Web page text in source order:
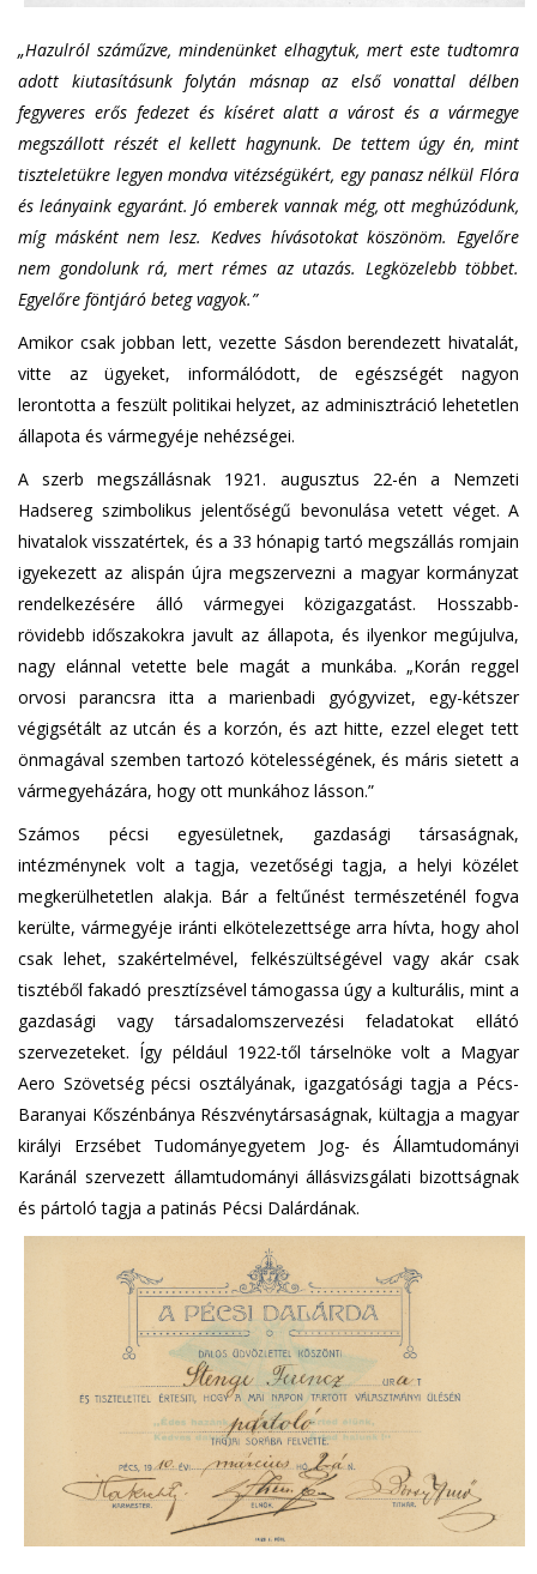
„Hazulról száműzve, mindenünket elhagytuk, mert este tudtomra
adott kiutasításunk folytán másnap az első vonattal délben
fegyveres erős fedezet és kíséret alatt a várost és a vármegye
megszállott részét el kellett hagynunk. De tettem úgy én, mint
tiszteletükre legyen mondva vitézségükért, egy panasz nélkül Flóra
és leányaink egyaránt. Jó emberek vannak még, ott meghúzódunk,
míg másként nem lesz. Kedves hívásotokat köszönöm. Egyelőre
nem gondolunk rá, mert rémes az utazás. Legközelebb többet.
Egyelőre föntjáró beteg vagyok.”
Amikor csak jobban lett, vezette Sásdon berendezett hivatalát,
vitte az ügyeket, informálódott, de egészségét nagyon
lerontotta a feszült politikai helyzet, az adminisztráció lehetetlen
állapota és vármegyéje nehézségei.
A szerb megszállásnak 1921. augusztus 22-én a Nemzeti
Hadsereg szimbolikus jelentőségű bevonulása vetett véget. A
hivatalok visszatértek, és a 33 hónapig tartó megszállás romjain
igyekezett az alispán újra megszervezni a magyar kormányzat
rendelkezésére álló vármegyei közigazgatást. Hosszabb-
rövidebb időszakokra javult az állapota, és ilyenkor megújulva,
nagy elánnal vetette bele magát a munkába. „Korán reggel
orvosi parancsra itta a marienbadi gyógyvizet, egy-kétszer
végigsétált az utcán és a korzón, és azt hitte, ezzel eleget tett
önmagával szemben tartozó kötelességének, és máris sietett a
vármegyeházára, hogy ott munkához lásson.”
Számos pécsi egyesületnek, gazdasági társaságnak,
intézménynek volt a tagja, vezetőségi tagja, a helyi közélet
megkerülhetetlen alakja. Bár a feltűnést természeténél fogva
kerülte, vármegyéje iránti elkötelezettsége arra hívta, hogy ahol
csak lehet, szakértelmével, felkészültségével vagy akár csak
tisztéből fakadó presztízsével támogassa úgy a kulturális, mint a
gazdasági vagy társadalomszervezési feladatokat ellátó
szervezeteket. Így például 1922-től társelnöke volt a Magyar
Aero Szövetség pécsi osztályának, igazgatósági tagja a Pécs-
Baranyai Kőszénbánya Részvénytársaságnak, kültagja a magyar
királyi Erzsébet Tudományegyetem Jog- és Államtudományi
Karánál szervezett államtudományi állásvizsgálati bizottságnak
és pártoló tagja a patinás Pécsi Dalárdának.